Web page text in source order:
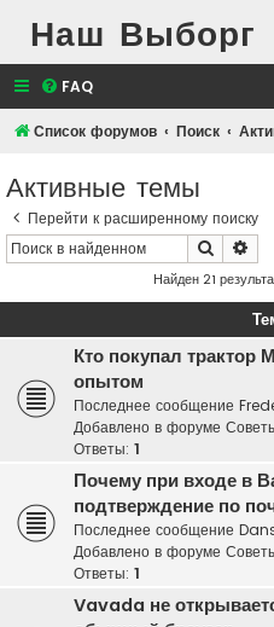
Наш Выборг
FAQ
Список форумов Поиск
Активные темы
Перейти к расширенному поиску
Поиск
Найден 21
Кто покупал трактор
опытом
Последнее сообщение
Добавлено в форуме
Ответы: 1
Почему при входе в
подтверждение по
Последнее сообщение
Добавлено в форуме
Ответы: 1
Vavada не